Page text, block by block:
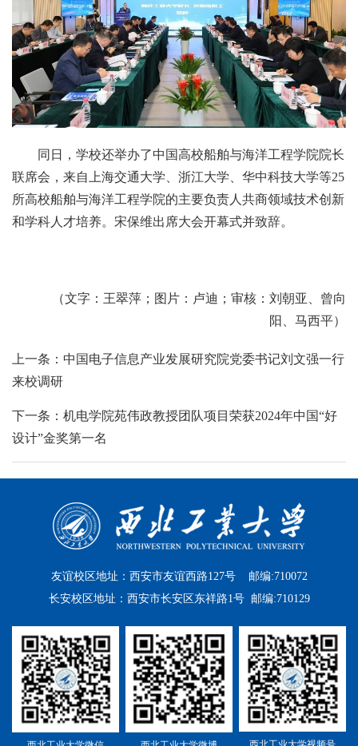
同日，学校还举办了中国高校船舶与海洋工程学院院长
联席会，来自上海交通大学、浙江大学、华中科技大学等25
所高校船舶与海洋工程学院的主要负责人共商领域技术创新
和学科人才培养。宋保维出席大会开幕式并致辞。
（文字：王翠萍；图片：卢迪；审核：刘朝亚、曾向
阳、马西平）
上一条：中国电子信息产业发展研究院党委书记刘文强一行
来校调研
下一条：机电学院苑伟政教授团队项目荣获2024年中国“好
设计”金奖第一名
友谊校区地址：西安市友谊西路127号 邮编:710072
长安校区地址：西安市长安区东祥路1号 邮编:710129